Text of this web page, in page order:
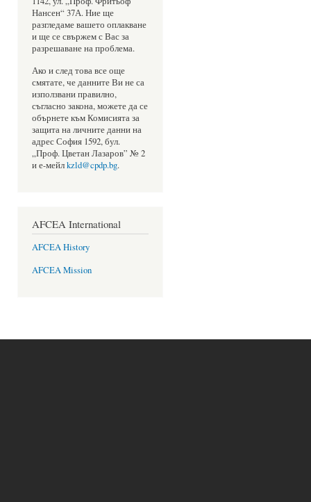
Нансен“ 37А. Ние ще
разгледаме вашето оплакване
и ще се свържем с Вас за
разрешаване на проблема.
Ако и след това все още
смятате, че данните Ви не са
използвани правилно,
съгласно закона, можете да се
обърнете към Комисията за
защита на личните данни на
адрес София 1592, бул.
„Проф. Цветан Лазаров” № 2
и е-мейлkzld@cpdp.bg.
AFCEA International
AFCEA History
AFCEA Mission